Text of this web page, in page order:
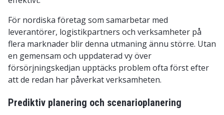
För nordiska företag som samarbetar med
leverantörer, logistikpartners och verksamheter på
flera marknader blir denna utmaning ännu större. Utan
en gemensam och uppdaterad vy över
försörjningskedjan upptäcks problem ofta först efter
att de redan har påverkat verksamheten.
Prediktiv planering och scenarioplanering